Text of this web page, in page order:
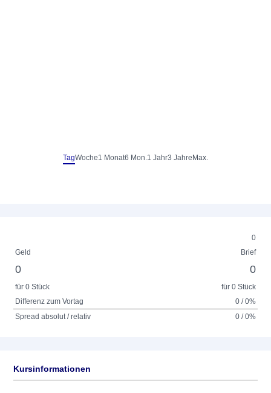
TagWoche1 Monat6 Mon.1 Jahr3 Jahre Max.
0
Geld
Brief
0 0
für 0 Stück
für 0 Stück
Differenz zum Vortag
0 / 0%
Spread absolut / relativ
0 / 0%
Kursinformationen